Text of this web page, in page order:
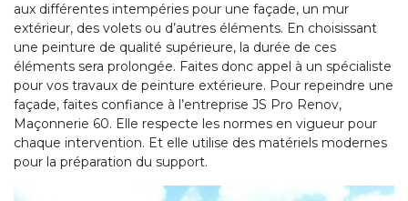
aux différentes intempéries pour une façade, un mur
extérieur, des volets ou d’autres éléments. En choisissant
une peinture de qualité supérieure, la durée de ces
éléments sera prolongée. Faites donc appel à un spécialiste
pour vos travaux de peinture extérieure. Pour repeindre une
façade, faites confiance à l’entreprise JS Pro Renov,
Maçonnerie 60. Elle respecte les normes en vigueur pour
chaque intervention. Et elle utilise des matériels modernes
pour la préparation du support.